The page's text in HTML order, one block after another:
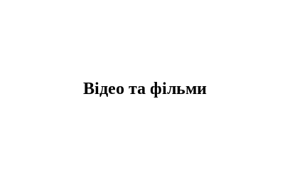
Відео та фільми